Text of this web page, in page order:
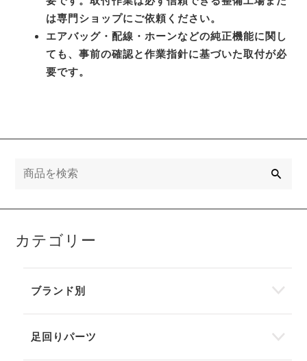
は専門ショップにご依頼ください。
エアバッグ・配線・ホーンなどの純正機能に関し
ても、事前の確認と作業指針に基づいた取付が必
要です。
カテゴリー
ブランド別
足回りパーツ